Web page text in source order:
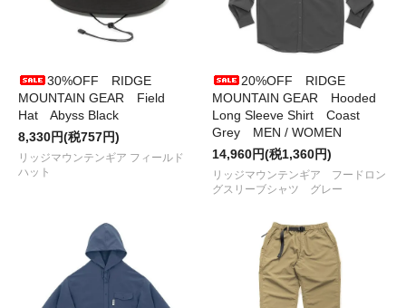
Glovesが入荷しました
●2025/11/22RIDGE MOUNTAIN GEARから
が入
荷しました
●2025/11/ 8RIDGE MOUNTAIN GEARからBasic Long
Sleeve Shirtが再入荷しました
●2025/10/28RIDGE MOUNTAIN GEARから Power Stretch
Earmuff CapとBeanie
が入荷しました
●2025/10/24TRAIL BUM×NANGAのNOT BAD DOWN
HOODIE
UL DAILY COACH JACKET、
●2025/10/16 GRIPSWANY×VALLICANS から農園芸用グロー
が入荷しました
●2025/10/12ÆNDS
が入荷しました
●2025/10/11
NODALから 足袋ソックス各種入荷しました
●2025/ 9/27
ULTRA HEAVY×NODAL Loose Socks
30%OFF RIDGE
MOUNTAIN GEAR Field
Hat Abyss Black
8,330円(税757円)
リッジマウンテンギア フィールド
ハット
20%OFF RIDGE
MOUNTAIN GEAR Hooded
Long Sleeve Shirt Coast
Grey MEN / WOMEN
14,960円(税1,360円)
リッジマウンテンギア フードロン
グスリーブシャツ グレー